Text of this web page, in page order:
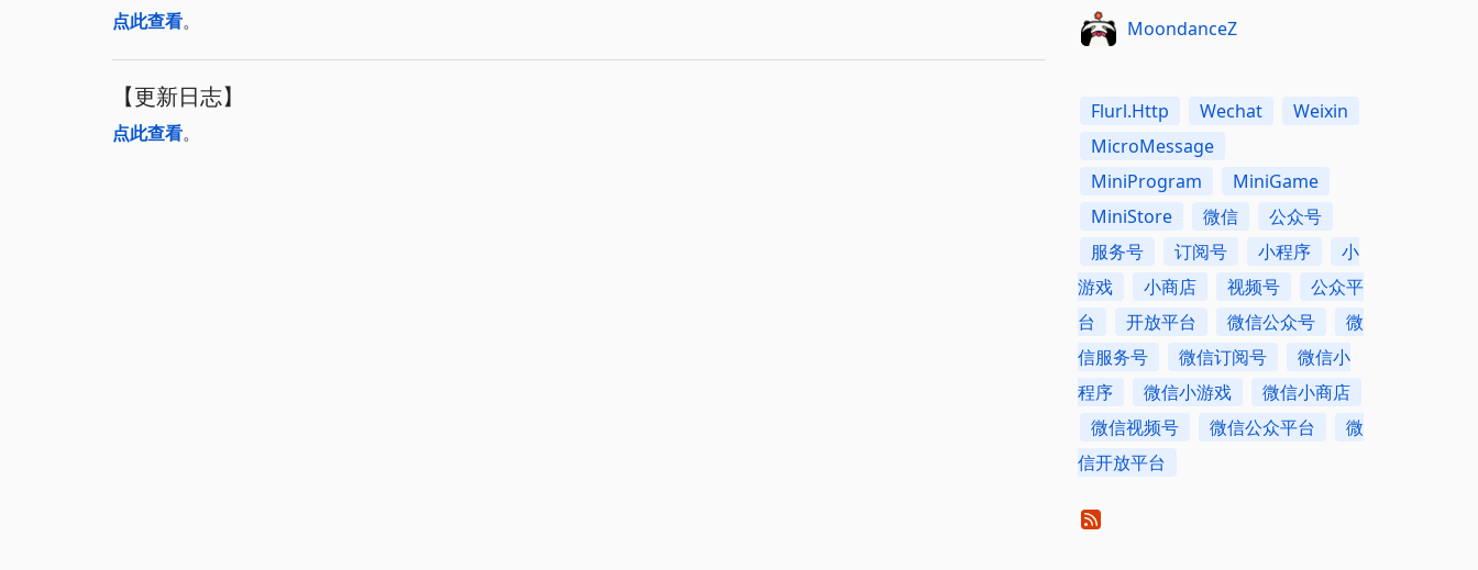
点此查看。
【更新日志】
点此查看。
MoondanceZ
Flurl.Http Wechat
Weixin
MicroMessage
MiniProgram
MiniGame
MiniStore
微信
公众号
服务号
订阅号 小程序
小
游戏
小商店 视频号
公众平
台
开放平台 微信公众号
微
信服务号
微信订阅号
微信小
程序
微信小游戏
微信小商店
微信视频号
微信公众平台
微
信开放平台